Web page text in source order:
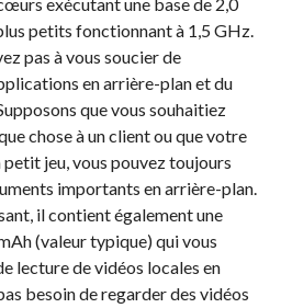
exécutant une base de 2,0
petits fonctionnant à 1,5 GHz.
pas à vous soucier de
en arrière-plan et du
que vous souhaitiez
chose à un client ou que votre
jeu, vous pouvez toujours
importants en arrière-plan.
il contient également une
(valeur typique) qui vous
lecture de vidéos locales en
besoin de regarder des vidéos